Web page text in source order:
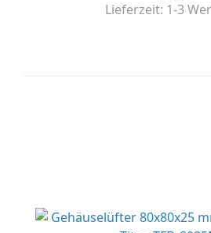
Lieferzeit: 1-3